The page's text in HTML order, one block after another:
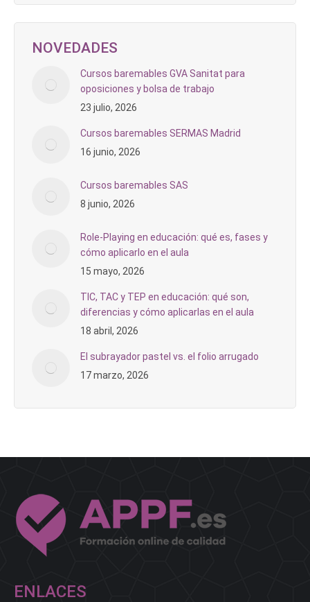
NOVEDADES
Cursos baremables GVA Sanitat para
oposiciones y bolsa de trabajo
23 julio, 2026
Cursos baremables SERMAS Madrid
16 junio, 2026
Cursos baremables SAS
8 junio, 2026
Role-Playing en educación: qué es, fases y
cómo aplicarlo en el aula
15 mayo, 2026
TIC, TAC y TEP en educación: qué son,
diferencias y cómo aplicarlas en el aula
18 abril, 2026
El subrayador pastel vs. el folio arrugado
17 marzo, 2026
ENLACES